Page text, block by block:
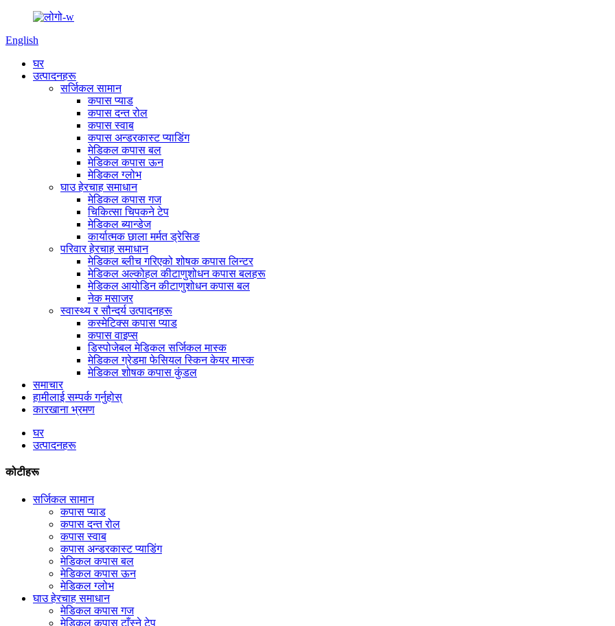
English
घर
उत्पादनहरू
सर्जिकल सामान
कपास प्याड
कपास दन्त रोल
कपास स्वाब
कपास अन्डरकास्ट प्याडिंग
मेडिकल कपास बल
मेडिकल कपास ऊन
मेडिकल ग्लोभ
घाउ हेरचाह समाधान
मेडिकल कपास गज
चिकित्सा चिपकने टेप
मेडिकल ब्यान्डेज
कार्यात्मक छाला मर्मत ड्रेसिङ
परिवार हेरचाह समाधान
मेडिकल ब्लीच गरिएको शोषक कपास लिन्टर
मेडिकल अल्कोहल कीटाणुशोधन कपास बलहरू
मेडिकल आयोडिन कीटाणुशोधन कपास बल
नेक मसाजर
स्वास्थ्य र सौन्दर्य उत्पादनहरू
कस्मेटिक्स कपास प्याड
कपास वाइप्स
डिस्पोजेबल मेडिकल सर्जिकल मास्क
मेडिकल ग्रेडमा फेसियल स्किन केयर मास्क
मेडिकल शोषक कपास कुंडल
समाचार
हामीलाई सम्पर्क गर्नुहोस्
कारखाना भ्रमण
घर
उत्पादनहरू
कोटीहरू
सर्जिकल सामान
कपास प्याड
कपास दन्त रोल
कपास स्वाब
कपास अन्डरकास्ट प्याडिंग
मेडिकल कपास बल
मेडिकल कपास ऊन
मेडिकल ग्लोभ
घाउ हेरचाह समाधान
मेडिकल कपास गज
मेडिकल कपास टाँस्ने टेप